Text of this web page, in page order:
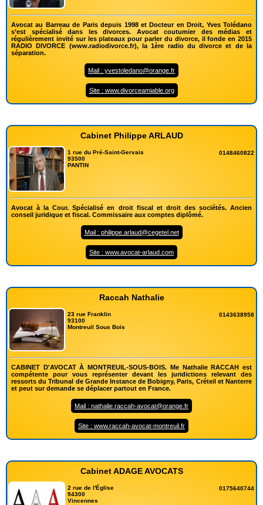
Avocat au Barreau de Paris depuis 1998 et Docteur en Droit, Yves Tolédano
s’est spécialisé dans les divorces. Avocat coutumier des médias et
régulièrement invité sur les plateaux pour parler du divorce, il fonde en 2015
RADIO DIVORCE (www.radiodivorce.fr), la 1ère radio du divorce et de la
séparation.
Mail : yvestoledano@orange.fr
Site : www.divorceamiable.org
Cabinet Philippe ARLAUD
1 rue du Pré-Saint-Gervais
93500
PANTIN
0148460822
Avocat à la Cour. Spécialisé en droit fiscal et droit des sociétés. Ancien
conseil juridique et fiscal. Commissaire aux comptes diplômé.
Mail : philippe.arlaud@cegetel.net
Site : www.avocat-arlaud.com
Raccah Nathalie
23 rue Franklin
93100
Montreuil Sous Bois
0143638958
CABINET D'AVOCAT À MONTREUIL-SOUS-BOIS. Me Nathalie RACCAH est
compétente pour vous représenter devant les juridictions relevant des
ressorts du Tribunal de Grande Instance de Bobigny, Paris, Créteil et Nanterre
et peut sur demande se déplacer partout en France.
Mail : nathalie.raccah-avocat@orange.fr
Site : www.raccah-avocat-montreuil.fr
Cabinet ADAGE AVOCATS
2 rue de l'Église
94300
Vincennes
0175640744